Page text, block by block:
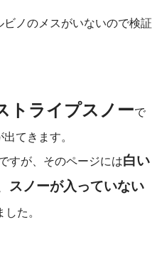
ノのメスがいないので検証
トライプスノーで
てきます。
すが、そのページには白い
スノーが入っていない
た。